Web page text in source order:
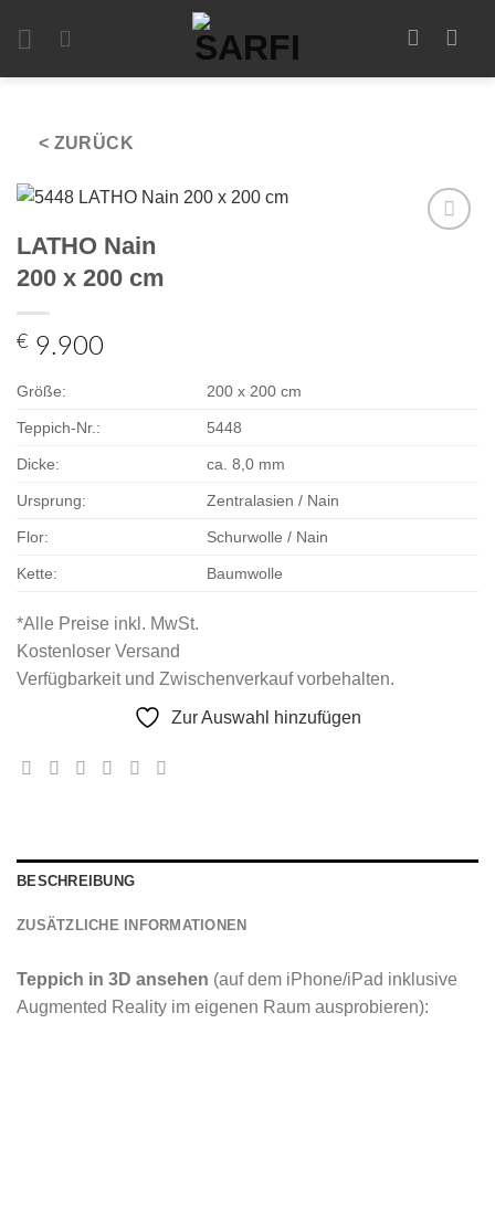
< ZURÜCK
LATHO Nain
200 x 200 cm
€ 9.900
Größe: 200 x 200 cm
Teppich-Nr.: 5448
Dicke: ca. 8,0 mm
Ursprung: Zentralasien / Nain
Flor: Schurwolle / Nain
Kette: Baumwolle
*Alle Preise inkl. MwSt.
Kostenloser Versand
Verfügbarkeit und Zwischenverkauf vorbehalten.
Zur Auswahl hinzufügen
BESCHREIBUNG
ZUSÄTZLICHE INFORMATIONEN
Teppich in 3D ansehen (auf dem iPhone/iPad inklusive
Augmented Reality im eigenen Raum ausprobieren):